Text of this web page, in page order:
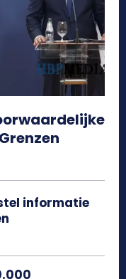
informatie